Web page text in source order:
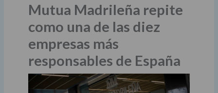
Mutua Madrileña repite
como una de las diez
empresas más
responsables de España